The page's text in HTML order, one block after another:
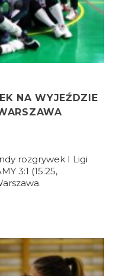
NA WYJEŹDZIE
rozgrywek I Ligi
3:1 (15:25,